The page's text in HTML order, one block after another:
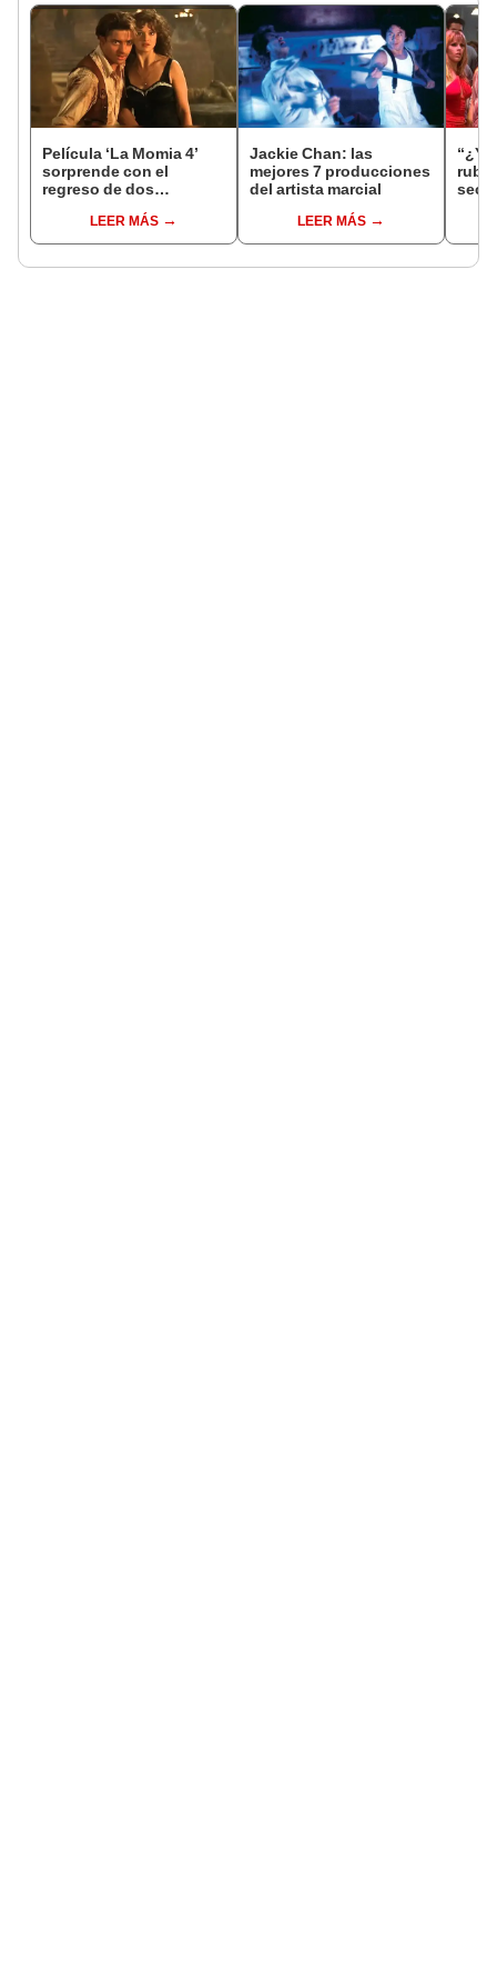
Película ‘La Momia 4’
sorprende con el
regreso de dos
junto a Brendan Fraser y
Rachel Weisz
LEER MÁS
Jackie Chan: las
mejores 7 producciones
del artista marcial
LEER MÁS
“¿Y